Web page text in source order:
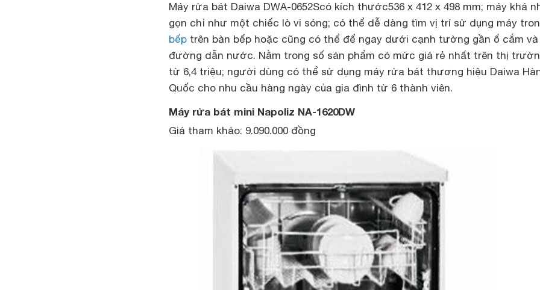
Máy rửa bát Daiwa DWA-0652Scó kích thước536 x 412 x 498 mm; máy khá
gọn chỉ như một chiếc lò vi sóng; có thể dễ dàng tìm vị trí sử dụng máy
bếp trên bàn bếp hoặc cũng có thể để ngay dưới cạnh tường gần ổ cắm và
đường dẫn nước. Nằm trong số sản phẩm có mức giá rẻ nhất trên thị
từ 6,4 triệu; người dùng có thể sử dụng máy rửa bát thương hiệu Daiwa
Quốc cho nhu cầu hàng ngày của gia đình từ 6 thành viên.
Máy rửa bát mini Napoliz NA-1620DW
Giá tham khảo: 9.090.000 đồng